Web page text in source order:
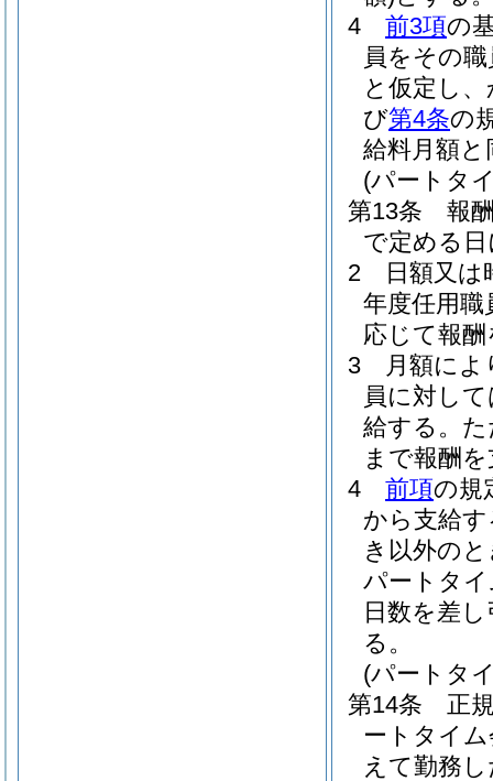
4
前3項の
員をその
と仮定し
び第4条の
給料月額
(パートタ
第13条
報
で定める
2
日額又
年度任用
応じて報
3
月額に
員に対し
給する。
まで報酬
4
前項の規
から支給
き以外の
パートタ
日数を差
る。
(パートタ
第14条
正
ートタイ
えて勤務